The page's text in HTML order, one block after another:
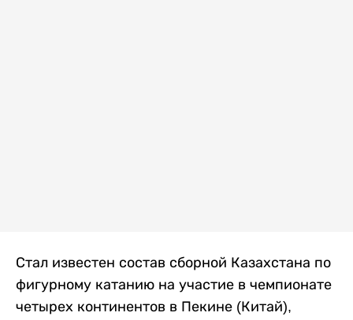
Стал известен состав сборной Казахстана по
фигурному катанию на участие в чемпионате
четырех континентов в Пекине (Китай),